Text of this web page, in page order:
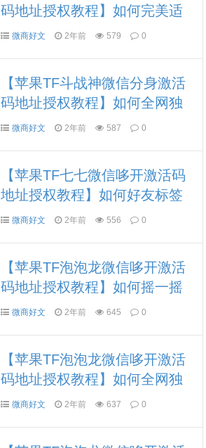
码地址授权教程】如何完美适
配ipad平板稳定流畅
微商好文 2年前 579 0
【苹果TF斗战神微信分身激活
码地址授权教程】如何全网独
家定时裙发(准时发送)
微商好文 2年前 587 0
【苹果TF七七微信哆开激活码
地址授权教程】如何好友标签
裙发可屏蔽裙内@不提醒(1)
微商好文 2年前 556 0
【苹果TF泡泡龙微信哆开激活
码地址授权教程】如何摇一摇
隐藏功能按钮
微商好文 2年前 645 0
【苹果TF泡泡龙微信哆开激活
码地址授权教程】如何全网独
家定时裙发(准时发送)
微商好文 2年前 637 0